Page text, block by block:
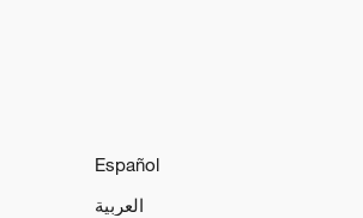
Español
العربية